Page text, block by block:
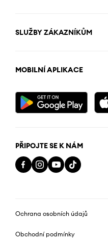
SLUŽBY ZÁKAZNÍKŮM
MOBILNÍ APLIKACE
PŘIPOJTE SE K NÁM
Ochrana osobních údajů
Obchodní podmínky